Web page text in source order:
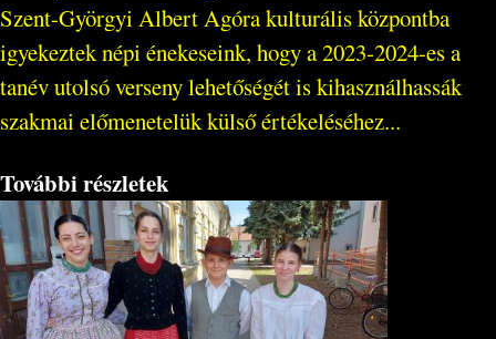
Szent-Györgyi Albert Agóra kulturális központba
igyekeztek népi énekeseink, hogy a 2023-2024-es a
tanév utolsó verseny lehetőségét is kihasználhassák
szakmai előmenetelük külső értékeléséhez...
További részletek